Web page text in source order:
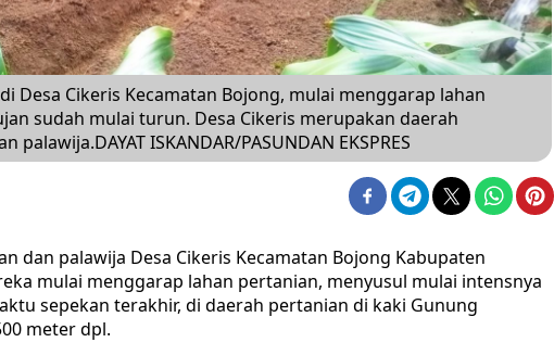
Desa Cikeris Kecamatan Bojong, mulai menggarap lahan
sudah mulai turun. Desa Cikeris merupakan daerah
ISKANDAR/PASUNDAN EKSPRES
dan palawija Desa Cikeris Kecamatan Bojong Kabupaten
mulai menggarap lahan pertanian, menyusul mulai intensnya
sepekan terakhir, di daerah pertanian di kaki Gunung
meter dpl.